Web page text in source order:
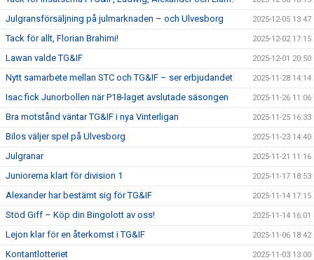
Julgransförsäljning på julmarknaden – och Ulvesborg 2025-12-05 13:47
Tack för allt, Florian Brahimi! 2025-12-02 17:15
Lawan valde TG&IF 2025-12-01 20:50
Nytt samarbete mellan STC och TG&IF – ser erbjudandet 2025-11-28 14:14
Isac fick Junorbollen när P18-laget avslutade säsongen 2025-11-26 11:06
Bra motstånd väntar TG&IF i nya Vinterligan 2025-11-25 16:33
Bilos väljer spel på Ulvesborg 2025-11-23 14:40
Julgranar 2025-11-21 11:16
Juniorerna klart för division 1 2025-11-17 18:53
Alexander har bestämt sig för TG&IF 2025-11-14 17:15
Stöd Giff – Köp din Bingolott av oss! 2025-11-14 16:01
Lejon klar för en återkomst i TG&IF 2025-11-06 18:42
Kontantlotteriet 2025-11-03 13:00